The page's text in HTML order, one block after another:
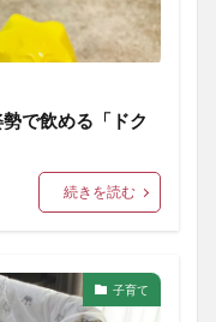
で飲める「ドク
続きを読む
子育て